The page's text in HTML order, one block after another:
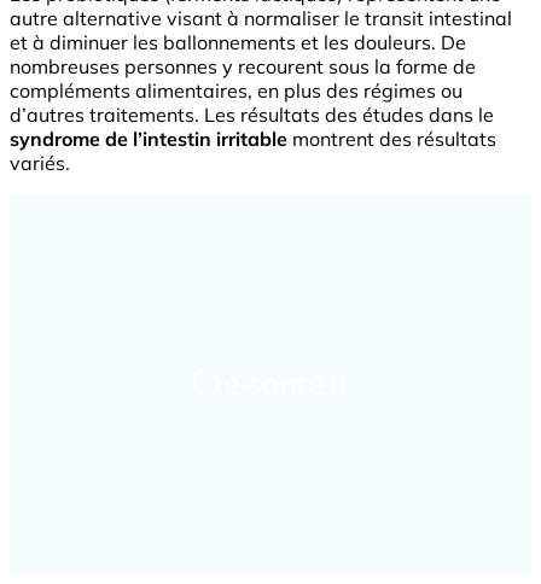
autre alternative visant à normaliser le transit intestinal
et à diminuer les ballonnements et les douleurs. De
nombreuses personnes y recourent sous la forme de
compléments alimentaires, en plus des régimes ou
d’autres traitements. Les résultats des études dans le
syndrome de l’intestin irritable montrent des résultats
variés.